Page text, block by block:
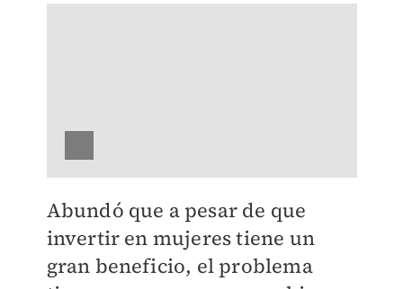
Abundó que a pesar de que
invertir en mujeres tiene un
gran beneficio, el problema